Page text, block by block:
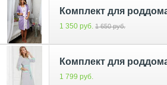
1 350 руб. 1 650 руб.
1 799 руб.